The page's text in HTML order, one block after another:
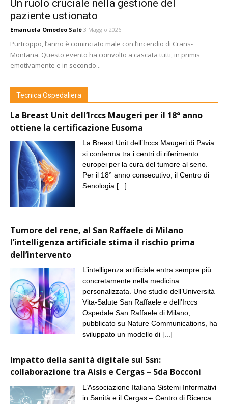
Un ruolo cruciale nella gestione del
paziente ustionato
Emanuela Omodeo Salé 3 Maggio 2026
Purtroppo, l’anno è cominciato male con l’incendio di Crans-
Montana. Questo evento ha coinvolto a cascata tutti, in primis
emotivamente e in secondo...
Tecnica Ospedaliera
La Breast Unit dell’Irccs Maugeri per il 18° anno
ottiene la certificazione Eusoma
La Breast Unit dell’Irccs Maugeri di Pavia
si conferma tra i centri di riferimento
europei per la cura del tumore al seno.
Per il 18° anno consecutivo, il Centro di
Senologia [...]
Tumore del rene, al San Raffaele di Milano
l’intelligenza artificiale stima il rischio prima
dell’intervento
L’intelligenza artificiale entra sempre più
concretamente nella medicina
personalizzata. Uno studio dell’Università
Vita-Salute San Raffaele e dell’Irccs
Ospedale San Raffaele di Milano,
pubblicato su Nature Communications, ha
sviluppato un modello di [...]
Impatto della sanità digitale sul Ssn:
collaborazione tra Aisis e Cergas – Sda Bocconi
L’Associazione Italiana Sistemi Informativi
in Sanità e il Cergas – Centro di Ricerca